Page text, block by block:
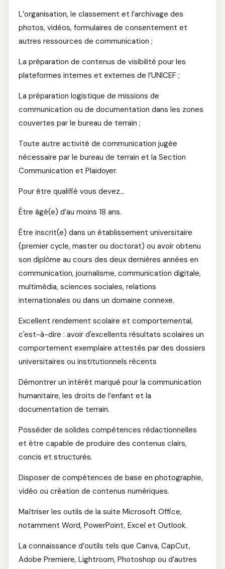
L’organisation, le classement et l’archivage des
photos, vidéos, formulaires de consentement et
autres ressources de communication ;
La préparation de contenus de visibilité pour les
plateformes internes et externes de l’UNICEF ;
La préparation logistique de missions de
communication ou de documentation dans les zones
couvertes par le bureau de terrain ;
Toute autre activité de communication jugée
nécessaire par le bureau de terrain et la Section
Communication et Plaidoyer.
Pour être qualifié vous devez…
Être âgé(e) d’au moins 18 ans.
Être inscrit(e) dans un établissement universitaire
(premier cycle, master ou doctorat) ou avoir obtenu
son diplôme au cours des deux dernières années en
communication, journalisme, communication digitale,
multimédia, sciences sociales, relations
internationales ou dans un domaine connexe.
Excellent rendement scolaire et comportemental,
c'est-à-dire : avoir d'excellents résultats scolaires un
comportement exemplaire attestés par des dossiers
universitaires ou institutionnels récents
Démontrer un intérêt marqué pour la communication
humanitaire, les droits de l’enfant et la
documentation de terrain.
Posséder de solides compétences rédactionnelles
et être capable de produire des contenus clairs,
concis et structurés.
Disposer de compétences de base en photographie,
vidéo ou création de contenus numériques.
Maîtriser les outils de la suite Microsoft Office,
notamment Word, PowerPoint, Excel et Outlook.
La connaissance d’outils tels que Canva, CapCut,
Adobe Premiere, Lightroom, Photoshop ou d’autres